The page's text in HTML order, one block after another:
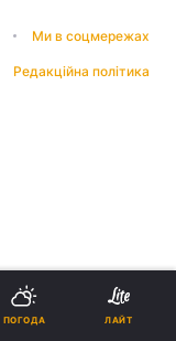
Ми в соцмережах
Редакційна політика
ПОГОДА ЛАЙТ